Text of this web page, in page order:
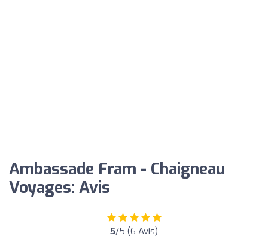
Ambassade Fram - Chaigneau
Voyages: Avis
5/5 (6 Avis)